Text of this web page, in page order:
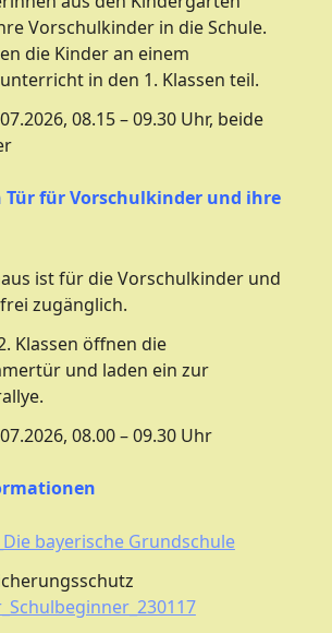
Vorschulkinder in die Schule.
die Kinder an einem
in den 1. Klassen teil.
08.15 – 09.30 Uhr, beide
Tür für Vorschulkinder und ihre
ist für die Vorschulkinder und
zugänglich.
Klassen öffnen die
und laden ein zur
08.00 – 09.30 Uhr
bayerische Grundschule